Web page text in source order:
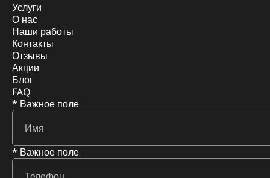
Услуги
О нас
Наши работы
Контакты
Отзывы
Акции
Блог
FAQ
* Важное поле
* Важное поле